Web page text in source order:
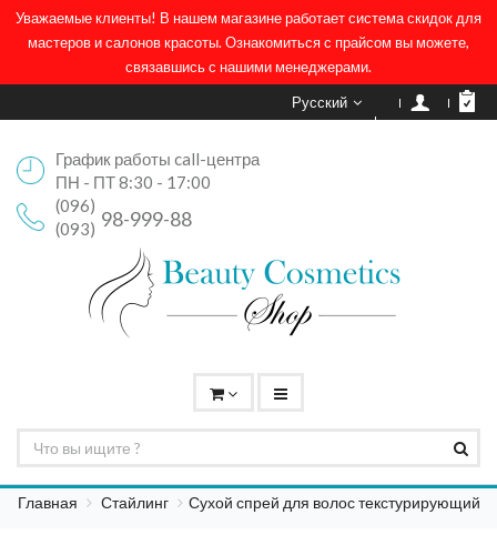
Уважаемые клиенты! В нашем магазине работает система скидок для
мастеров и салонов красоты. Ознакомиться с прайсом вы можете,
связавшись с нашими менеджерами.
Русский
График работы call-центра
ПН - ПТ 8:30 - 17:00
(096)
98-999-88
(093)
Главная Стайлинг Сухой спрей для волос текстурирующий